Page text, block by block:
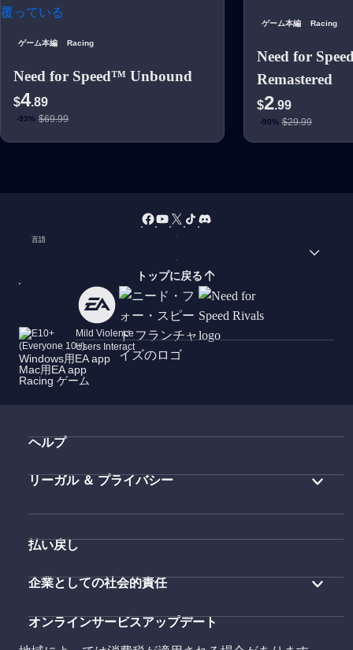
ゲーム本編 Racing
Need for Speed™ Unbound
$4.89
-93% $69.99
ゲーム本編 Racing
Need for
Remastered
$2.99
-90% $29.99
言語
トップに戻る
Mild Violence
Users Interact
Windows用EA app
Mac用EA app
Racing ゲーム
ヘルプ
リーガル ＆ プライバシー
払い戻し
企業としての社会的責任
オンラインサービスアップデート